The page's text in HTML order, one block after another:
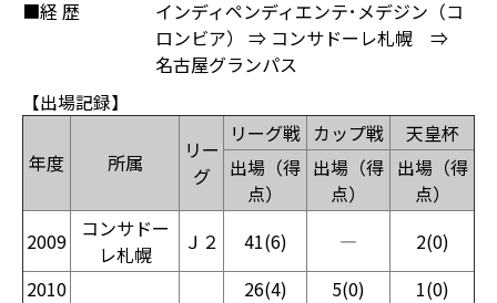
■経 歴
インディペンディエンテ･メデジン（コ
ロンビア） ⇒ コンサドーレ札幌 ⇒
名古屋グランパス
【出場記録】
年度 所属
リー
グ
リーグ戦 カップ戦
天皇杯
出場（得
点）
出場（得
点）
出場（得
点）
2009
コンサドー
レ札幌
Ｊ２ 41(6) ―
2(0)
2010
26(4) 5(0)
1(0)